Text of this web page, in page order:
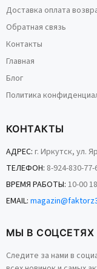
Доставка оплата
Обратная связь
Контакты
Главная
Блог
Политика
КОНТАКТЫ
АДРЕС: г. Иркутск, ул.
ТЕЛЕФОН: 8-924-830-77-
ВРЕМЯ РАБОТЫ: 10-00
EMAIL:
МЫ В СОЦСЕТЯХ
Следите за нами в